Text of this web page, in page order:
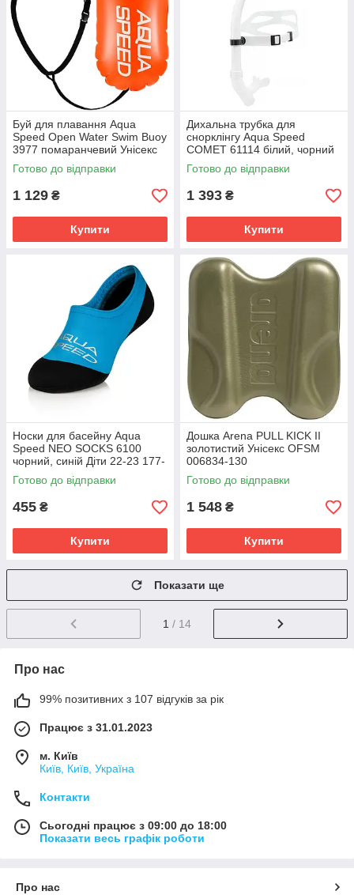
Буй для плавання Aqua
Speed ​​Open Water Swim Buoy
3977 помаранчевий Унісекс
17 літрів 540o
Готово до відправки
1 129 ₴
Купити
Дихальна трубка для
снорклінгу Aqua Speed ​​
COMET 61114 білий, чорний
Унісекс OFSM 281-05
Готово до відправки
1 393 ₴
Купити
Носки для басейну Aqua
Speed NEO SOCKS 6100
чорний, синій Діти 22-23 177-
01
Готово до відправки
455 ₴
Купити
Дошка Arena PULL KICK II
золотистий Унісекс OFSM
006834-130
Готово до відправки
1 548 ₴
Купити
Показати ще
1 / 14
Про нас
99% позитивних з 107 відгуків за рік
Працює з 31.01.2023
м. Київ
Київ, Київ, Україна
Контакти
Сьогодні працює з 09:00 до 18:00
Показати весь графік роботи
Про нас